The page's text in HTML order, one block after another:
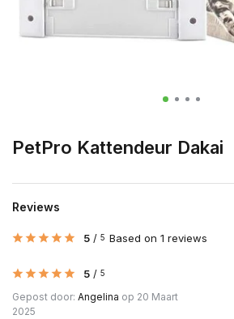
PetPro Kattendeur Dakai
Reviews
5 / 5 Based on 1 reviews
5 / 5
Gepost door: Angelina op 20 Maart
2025